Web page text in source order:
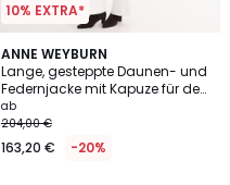
10% EXTRA*
ANNE WEYBURN
Lange, gesteppte Daunen- und
Federnjacke mit Kapuze für den
Hochwinter
ab
204,00 €
163,20 € -20%
4,3
/ 5
2
Farben